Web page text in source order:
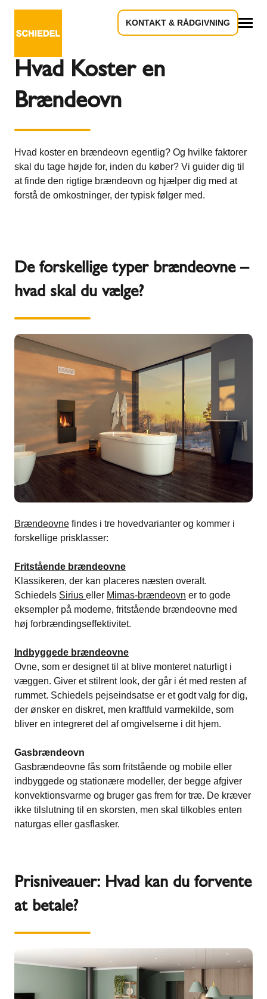
KONTAKT & RÅDGIVNING
Hvad Koster en
Brændeovn
Hvad koster en brændeovn egentlig? Og hvilke faktorer
skal du tage højde for, inden du køber? Vi guider dig til
at finde den rigtige brændeovn og hjælper dig med at
forstå de omkostninger, der typisk følger med.
De forskellige typer brændeovne –
hvad skal du vælge?
Brændeovne findes i tre hovedvarianter og kommer i
forskellige prisklasser:
Fritstående brændeovne
Klassikeren, der kan placeres næsten overalt.
Schiedels Sirius eller Mimas-brændeovn er to gode
eksempler på moderne, fritstående brændeovne med
høj forbrændingseffektivitet.
Indbyggede brændeovne
Ovne, som er designet til at blive monteret naturligt i
væggen. Giver et stilrent look, der går i ét med resten af
rummet. Schiedels pejseindsatse er et godt valg for dig,
der ønsker en diskret, men kraftfuld varmekilde, som
bliver en integreret del af omgivelserne i dit hjem.
Gasbrændeovn
Gasbrændeovne fås som fritstående og mobile eller
indbyggede og stationære modeller, der begge afgiver
konvektionsvarme og bruger gas frem for træ. De kræver
ikke tilslutning til en skorsten, men skal tilkobles enten
naturgas eller gasflasker.
Prisniveauer: Hvad kan du forvente
at betale?